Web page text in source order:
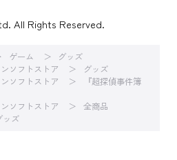
All Rights Reserved.
ゲーム
グッズ
ソフトストア
グッズ
ソフトストア
『超探偵事件簿
ソフトストア
全商品
ッズ